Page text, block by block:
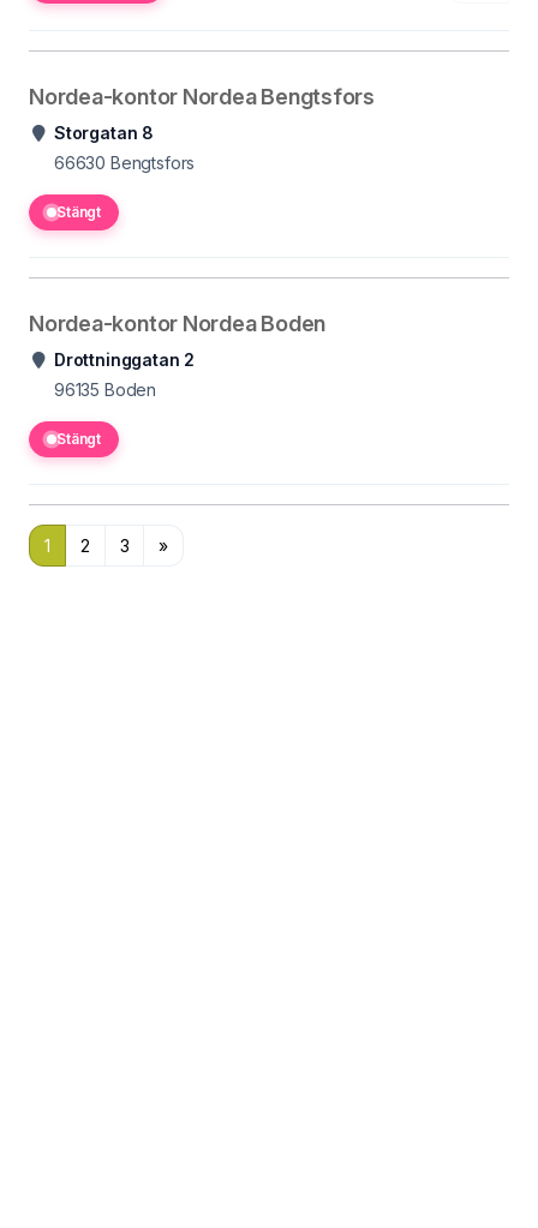
Nordea-kontor Nordea Bengtsfors
Storgatan 8
66630 Bengtsfors
Stängt
Nordea-kontor Nordea Boden
Drottninggatan 2
96135 Boden
Stängt
1 2 3 »